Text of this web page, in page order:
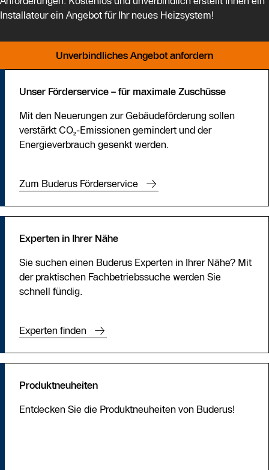
Installateur ein Angebot für Ihr neues Heizsystem!
Unverbindliches Angebot anfordern
Unser Förderservice – für maximale Zuschüsse
Mit den Neuerungen zur Gebäudeförderung sollen
verstärkt CO₂-Emissionen gemindert und der
Energieverbrauch gesenkt werden.
Zum Buderus Förderservice
Experten in Ihrer Nähe
Sie suchen einen Buderus Experten in Ihrer Nähe? Mit
der praktischen Fachbetriebssuche werden Sie
schnell fündig.
Experten finden
Produktneuheiten
Entdecken Sie die Produktneuheiten von Buderus!